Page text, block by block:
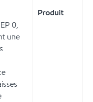
0,
une
Produit